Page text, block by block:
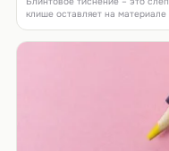
клише оставляет на